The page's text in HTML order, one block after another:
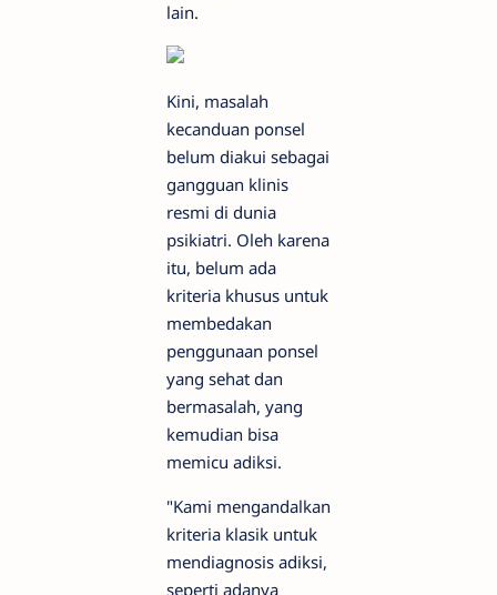
lain.
Kini, masalah
kecanduan ponsel
belum diakui sebagai
gangguan klinis
resmi di dunia
psikiatri. Oleh karena
itu, belum ada
kriteria khusus untuk
membedakan
penggunaan ponsel
yang sehat dan
bermasalah, yang
kemudian bisa
memicu adiksi.
"Kami mengandalkan
kriteria klasik untuk
mendiagnosis adiksi,
seperti adanya